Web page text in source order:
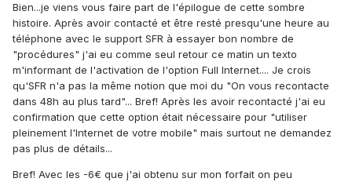
Bien...je viens vous faire part de l'épilogue de cette sombre
histoire. Après avoir contacté et être resté presqu'une heure au
téléphone avec le support SFR à essayer bon nombre de
"procédures" j'ai eu comme seul retour ce matin un texto
m'informant de l'activation de l'option Full Internet.... Je crois
qu'SFR n'a pas la même notion que moi du "On vous recontacte
dans 48h au plus tard"... Bref! Après les avoir recontacté j'ai eu
confirmation que cette option était nécessaire pour "utiliser
pleinement l'Internet de votre mobile" mais surtout ne demandez
pas plus de détails...
Bref! Avec les -6€ que j'ai obtenu sur mon forfait on peu